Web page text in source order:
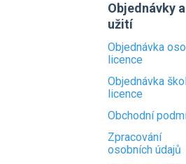
Objednávky a
užití
Objednávka
licence
Objednávka
licence
Obchodní
Zpracování
osobních údajů